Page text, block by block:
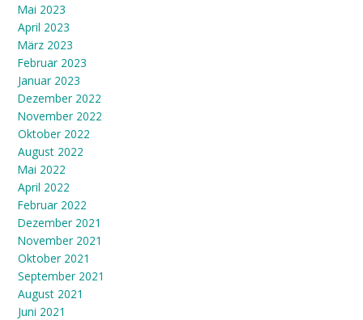
Mai 2023
April 2023
März 2023
Februar 2023
Januar 2023
Dezember 2022
November 2022
Oktober 2022
August 2022
Mai 2022
April 2022
Februar 2022
Dezember 2021
November 2021
Oktober 2021
September 2021
August 2021
Juni 2021